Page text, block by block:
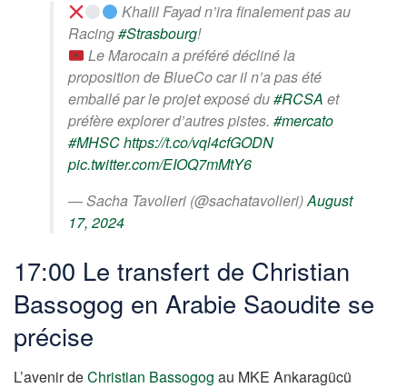
Khalil Fayad n’ira finalement pas au
Racing#Strasbourg!
Le Marocain a préféré décliné la
proposition de BlueCo car il n’a pas été
emballé par le projet exposé du#RCSA et
préfère explorer d’autres pistes. #mercato
#MHSChttps://t.co/vql4cfGODN
pic.twitter.com/EIOQ7mMtY6
— Sacha Tavolieri (@sachatavolieri)August
17, 2024
17:00 Le transfert de Christian
Bassogog en Arabie Saoudite se
précise
L’avenir deChristian Bassogog au MKE Ankaragücü